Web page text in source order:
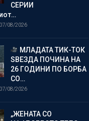
СЕРИИ
07/08/2026
МЛАДАТА ТИК-ТОК
ЅВЕЗДА ПОЧИНА НА
26 ГОДИНИ ПО БОРБА
СО…
07/08/2026
„ЖЕНАТА СО